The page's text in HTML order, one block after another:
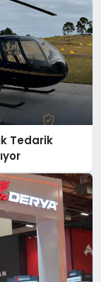
Tedarik